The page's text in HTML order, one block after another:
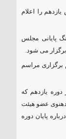
را اعلام
پایانی مجلس
برگزاری مراسم
یازدهم که
شد، محسن دهنوی عضو هیئت
پایان دوره